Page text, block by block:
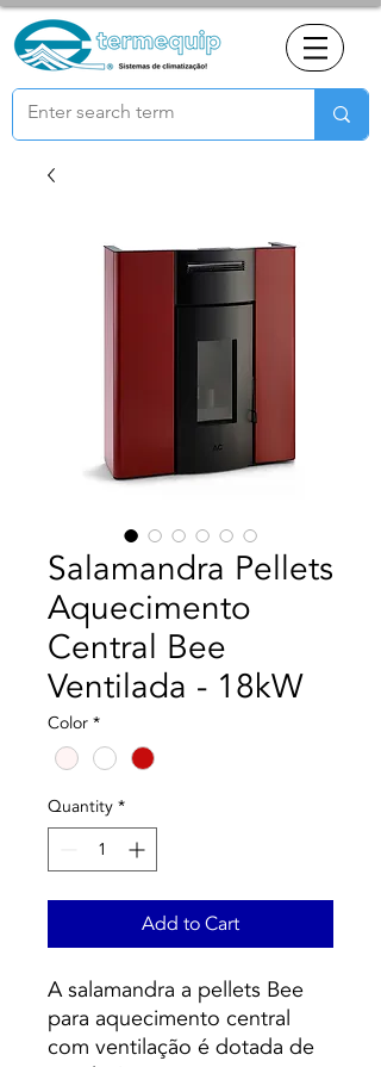
Salamandra Pellets
Aquecimento
Central Bee
Ventilada - 18kW
Color *
Quantity *
Add to Cart
A salamandra a pellets Bee
para aquecimento central
com ventilação é dotada de